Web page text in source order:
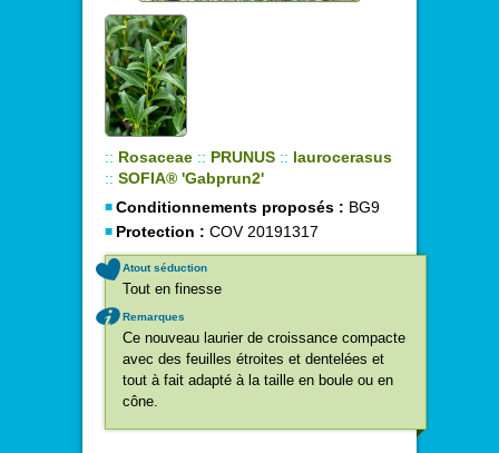
:: Rosaceae :: PRUNUS :: laurocerasus
:: SOFIA® 'Gabprun2'
Conditionnements proposés : BG9
Protection : COV 20191317
Atout séduction
Tout en finesse
Remarques
Ce nouveau laurier de croissance compacte
avec des feuilles étroites et dentelées et
tout à fait adapté à la taille en boule ou en
cône.